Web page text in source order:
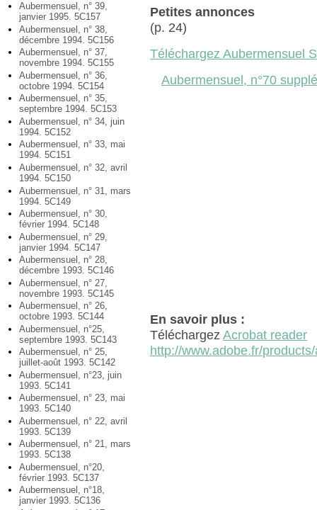
Aubermensuel, n° 39,
janvier 1995. 5C157
Aubermensuel, n° 38,
décembre 1994. 5C156
Aubermensuel, n° 37,
novembre 1994. 5C155
Aubermensuel, n° 36,
octobre 1994. 5C154
Aubermensuel, n° 35,
septembre 1994. 5C153
Aubermensuel, n° 34, juin
1994. 5C152
Aubermensuel, n° 33, mai
1994. 5C151
Aubermensuel, n° 32, avril
1994. 5C150
Aubermensuel, n° 31, mars
1994. 5C149
Aubermensuel, n° 30,
février 1994. 5C148
Aubermensuel, n° 29,
janvier 1994. 5C147
Aubermensuel, n° 28,
décembre 1993. 5C146
Aubermensuel, n° 27,
novembre 1993. 5C145
Aubermensuel, n° 26,
octobre 1993. 5C144
Aubermensuel, n°25,
septembre 1993. 5C143
Aubermensuel, n° 25,
juillet-août 1993. 5C142
Aubermensuel, n°23, juin
1993. 5C141
Aubermensuel, n° 23, mai
1993. 5C140
Aubermensuel, n° 22, avril
1993. 5C139
Aubermensuel, n° 21, mars
1993. 5C138
Aubermensuel, n°20,
février 1993. 5C137
Aubermensuel, n°18,
janvier 1993. 5C136
Petites annonces
(p. 24)
Téléchargez Aubermensuel
Aubermensuel, n°70
En savoir plus :
TéléchargezAcrobat reader
http://www.adobe.fr/